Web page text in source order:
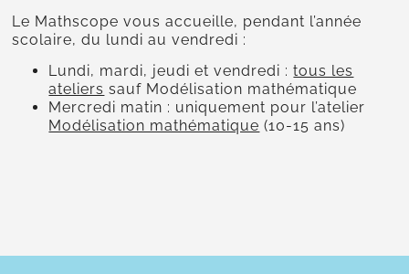
Le Mathscope vous accueille, pendant l’année
scolaire, du lundi au vendredi :
Lundi, mardi, jeudi et vendredi :tous les
ateliers sauf Modélisation mathématique
Mercredi matin : uniquement pour l’atelier
Modélisation mathématique (10-15 ans)